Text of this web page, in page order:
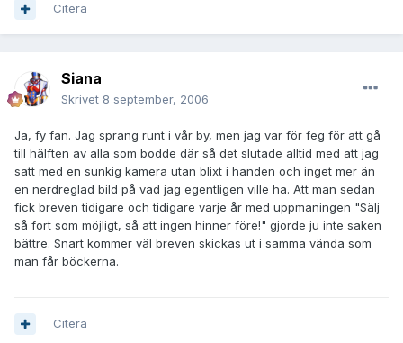
Citera
Siana
Skrivet 8 september, 2006
Ja, fy fan. Jag sprang runt i vår by, men jag var för feg för att gå
till hälften av alla som bodde där så det slutade alltid med att jag
satt med en sunkig kamera utan blixt i handen och inget mer än
en nerdreglad bild på vad jag egentligen ville ha. Att man sedan
fick breven tidigare och tidigare varje år med uppmaningen "Sälj
så fort som möjligt, så att ingen hinner före!" gjorde ju inte saken
bättre. Snart kommer väl breven skickas ut i samma vända som
man får böckerna.
Citera